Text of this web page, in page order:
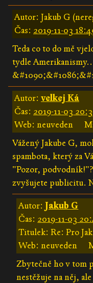
Autor: Jakub G
Čas: 2019-11-03
Teda co to do mě
tydle
Autor: velkej Ká
Čas: 2019-11-03
Web: neuveden
Vážený Jakube G,
spambota, který za
"Pozor,
zvyšujete publicitu.
Autor:Jakub G
Čas: 2019-11-03
Titulek: Re: Pro
Web: neuveden
Zbytečně ho v tom
nestěžuje na něj,